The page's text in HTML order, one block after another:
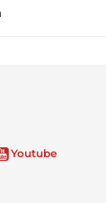
Youtube